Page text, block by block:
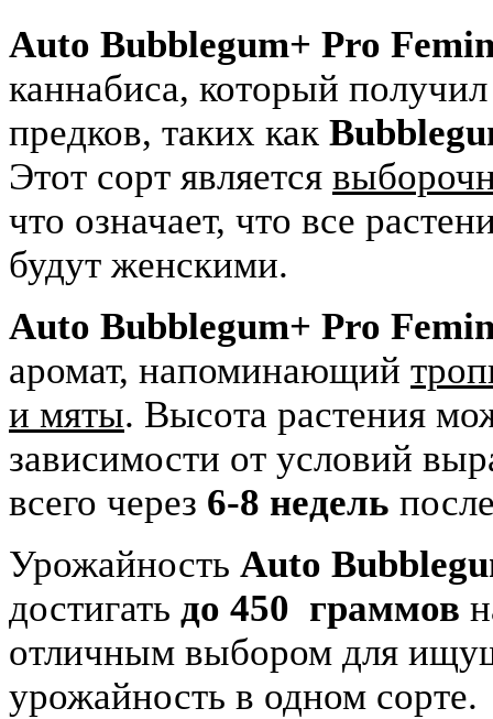
Auto Bubblegum+ Pro
каннабиса, который
предков, таких как
Этот сорт является
что означает, что все
будут женскими.
Auto Bubblegum+ Pro
аромат, напоминающий
и мяты. Высота растения
зависимости от условий
всего через 6-8 недель
Урожайность Auto
достигать до 450 граммов
отличным выбором для
урожайность в одном сорте.